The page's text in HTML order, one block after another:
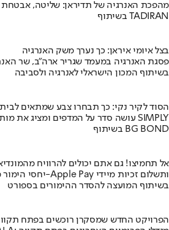
מהפכת האנרגיה של תדיראן: שליטה, אבטחת
בשיתוף TADIRAN
בצל איומי איראן: כך נערך משק האנרגיה
פסגת האנרגיה במעמד שגריר ארה"ב, שר
בשיתוף המכון הישראלי לאנרגיה ולסביבה
הסוד לקיר נקי: כך תבחרו צבע שמתאים
מומחה BG BOND עושה סדר על המדפים ומציג את מותג הצבע SIMPLY
בשיתוף BG BOND
אל תחמיצו! גם אתם יכולים להרוויח
יחסי הימור משופרים, הפקדות ב-Apple Pay ותשלום זכיות מיידי
בשיתוף המועצה להסדר ההימורים בספורט
הפרויקט החדש שמסקרן רוכשים בפתח